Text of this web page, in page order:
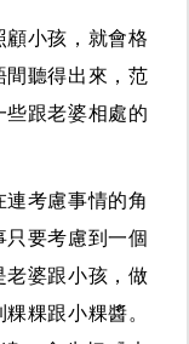
小孩，就會格
間聽得出來，范
跟老婆相處的
考慮事情的角
只要考慮到一個
老婆跟小孩，做
粿跟小粿醬。